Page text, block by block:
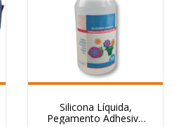
Silicona Líquida,
Pegamento Adhesivo